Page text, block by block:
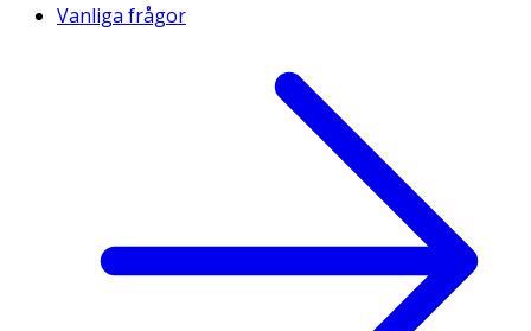
Vanliga frågor